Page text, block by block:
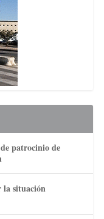
patrocinio de
situación